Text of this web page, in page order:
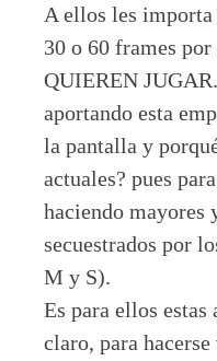
A ellos les
30 o 60 frames
QUIEREN
aportando esta
la pantalla y
actuales? pues
haciendo mayores
secuestrados por
M y S).
Es para ellos
claro, para